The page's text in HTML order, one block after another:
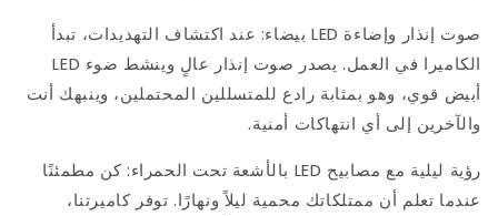
صوت إنذار وإضاءة LED بيضاء: عند اكتشاف التهديدات، تبدأ
الكاميرا في العمل. يصدر صوت إنذار عالٍ وينشط ضوء LED
أبيض قوي، وهو بمثابة رادع للمتسللين المحتملين، وينبهك أنت
والآخرين إلى أي انتهاكات أمنية.
رؤية ليلية مع مصابيح LED بالأشعة تحت الحمراء: كن مطمئنًا
عندما تعلم أن ممتلكاتك محمية ليلاً ونهارًا. توفر كاميرتنا،